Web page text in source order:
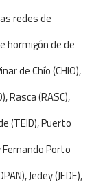
redes de
hormigón de de
de Chío (CHIO),
Rasca (RASC),
(TEID), Puerto
Fernando Porto
Jedey (JEDE),